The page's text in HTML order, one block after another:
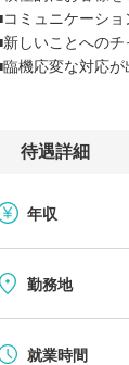
コミュニケーシ
新しいことへの
臨機応変な対応が
待遇詳細
年収
勤務地
就業時間